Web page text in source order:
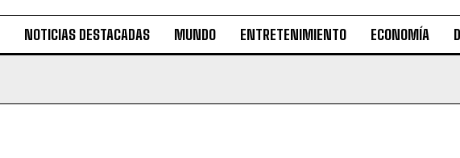
NOTICIAS DESTACADAS MUNDO ENTRETENIMIENTO ECONOMÍA